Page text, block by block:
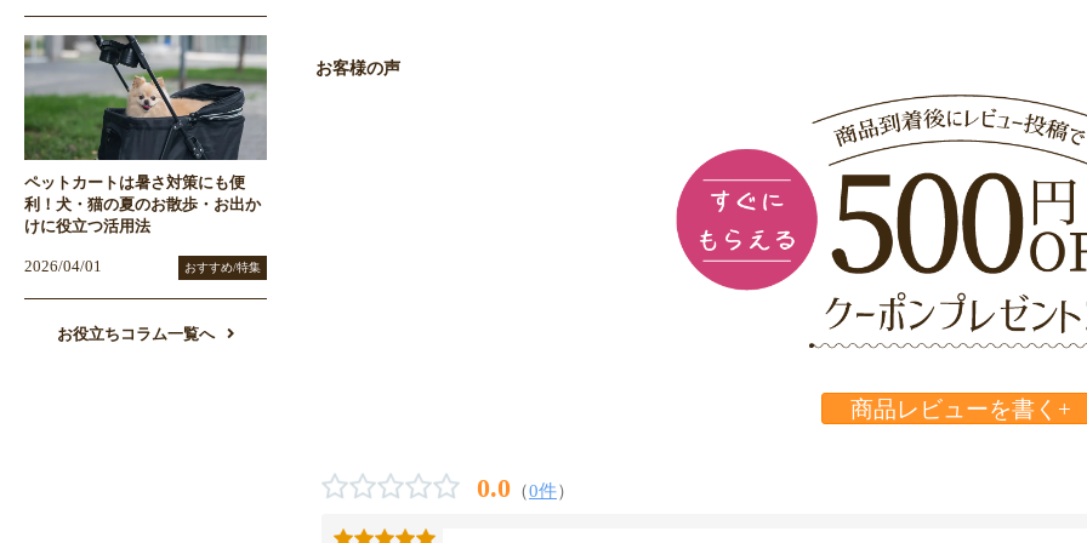
お客様の声
商品レビューを書く+
0.0 （0件）
ペットカートは暑さ対策にも便
利！犬・猫の夏のお散歩・お出か
けに役立つ活用法
2026/04/01 おすすめ/特集
お役立ちコラム一覧へ